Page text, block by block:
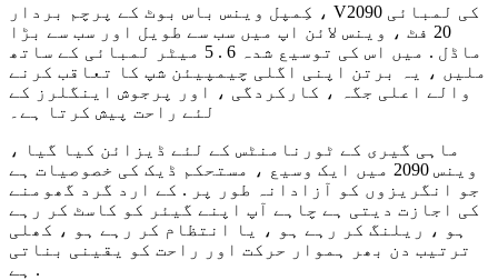
کِمپل وینس باس بوٹ کے پرچم بردار ، V2090 کی لمبائی
20 فٹ ، وینس لائن اپ میں سب سے طویل اور سب سے بڑا
ماڈل . میں اس کی توسیع شدہ 6 . 5 میٹر لمبائی کے ساتھ
ملیں ، یہ برتن اپنی اگلی چیمپیئن شپ کا تعاقب کرنے
والے اعلی جگہ ، کارکردگی ، اور پرجوش اینگلرز کے
لئے راحت پیش کرتا ہے۔
ماہی گیری کے ٹورنامنٹس کے لئے ڈیزائن کیا گیا ،
وینس 2090 میں ایک وسیع ، مستحکم ڈیک کی خصوصیات ہے
جو انگریزوں کو آزادانہ طور پر . کے ارد گرد گھومنے
کی اجازت دیتی ہے چاہے آپ اپنے گیئر کو کاسٹ کر رہے
ہو ، ریلنگ کر رہے ہو ، یا انتظام کر رہے ہو ، کھلی
ترتیب دن بھر ہموار حرکت اور راحت کو یقینی بناتی
ہے .